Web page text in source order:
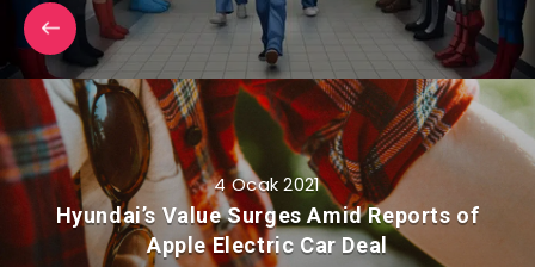
4 Ocak 2021
Hyundai’s Value Surges Amid Reports of
Apple Electric Car Deal